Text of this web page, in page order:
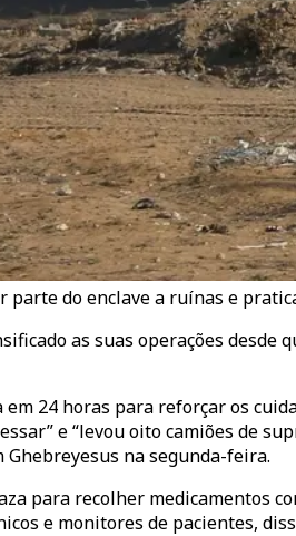
do enclave a ruínas e
as suas operações
em 24 horas para reforçar os
e “levou oito camiões
Ghebreyesus na segunda-feira.
para recolher
e monitores de pacientes,